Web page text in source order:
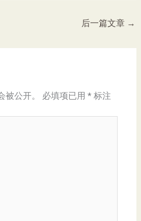
后一篇文章 →
公开。 必填项已用 * 标注